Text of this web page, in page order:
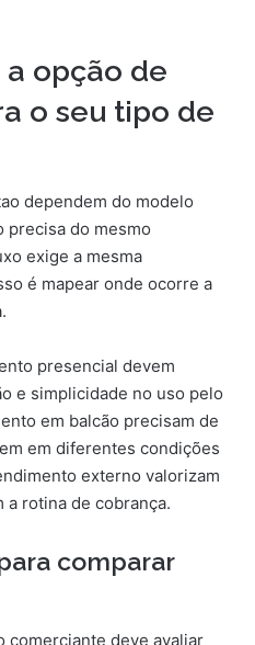
opção de
o seu tipo de
dependem do modelo
precisa do mesmo
exige a mesma
é mapear onde ocorre a
presencial devem
e simplicidade no uso pelo
em balcão precisam de
em diferentes condições
externo valorizam
a rotina de cobrança.
comparar
comerciante deve avaliar